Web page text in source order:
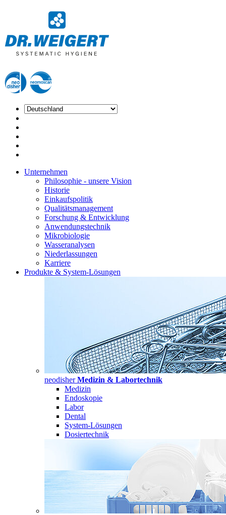
Unternehmen
Philosophie - unsere Vision
Historie
Einkaufspolitik
Qualitätsmanagement
Forschung & Entwicklung
Anwendungstechnik
Mikrobiologie
Wasseranalysen
Niederlassungen
Karriere
Produkte & System-Lösungen
neodisherMedizin & Labortechnik
Medizin
Endoskopie
Labor
Dental
System-Lösungen
Dosiertechnik